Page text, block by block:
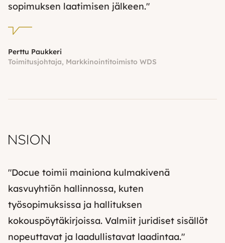
sopimuksen laatimisen jälkeen."
Perttu Paukkeri
Toimitusjohtaja, Markkinointitoimisto WDS
"Docue toimii mainiona kulmakivenä
kasvuyhtiön hallinnossa, kuten
työsopimuksissa ja hallituksen
kokouspöytäkirjoissa. Valmiit juridiset sisällöt
nopeuttavat ja laadullistavat laadintaa."